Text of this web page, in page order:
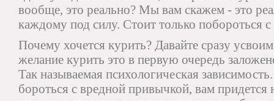
вообще, это реально? Мы вам скажем - это
каждому под силу. Стоит только побороться
Почему хочется курить? Давайте сразу
желание курить это в первую очередь
Так называемая психологическая
бороться с вредной привычкой, вам